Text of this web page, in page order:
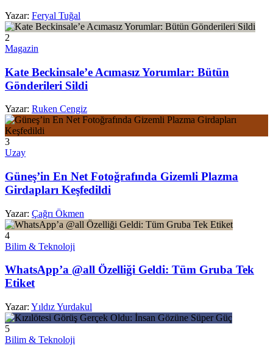
Yazar: Feryal Tuğal
2
Magazin
Kate Beckinsale’e Acımasız Yorumlar: Bütün
Gönderileri Sildi
Yazar: Ruken Cengiz
3
Uzay
Güneş’in En Net Fotoğrafında Gizemli Plazma
Girdapları Keşfedildi
Yazar: Çağrı Ökmen
4
Bilim & Teknoloji
WhatsApp’a @all Özelliği Geldi: Tüm Gruba Tek
Etiket
Yazar: Yıldız Yurdakul
5
Bilim & Teknoloji